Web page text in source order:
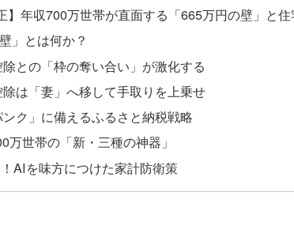
】年収700万世帯が直面する「665万円の壁」と
」とは何か？
との「枠の奪い合い」が激化する
は「妻」へ移して手取りを上乗せ
ク」に備えるふるさと納税戦略
万世帯の「新・三種の神器」
AIを味方につけた家計防衛策